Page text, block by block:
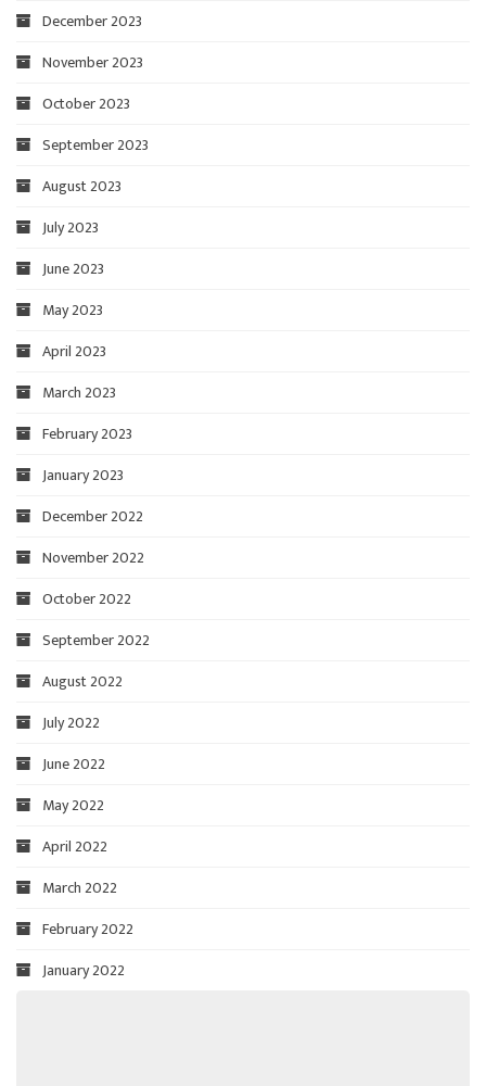
December 2023
November 2023
October 2023
September 2023
August 2023
July 2023
June 2023
May 2023
April 2023
March 2023
February 2023
January 2023
December 2022
November 2022
October 2022
September 2022
August 2022
July 2022
June 2022
May 2022
April 2022
March 2022
February 2022
January 2022